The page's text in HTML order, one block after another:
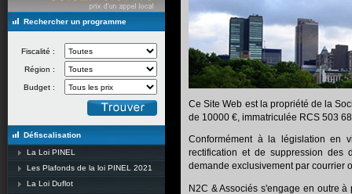
Rechercher un programme
Fiscalité :
Région :
Budget :
Défiscalisation
La Loi PINEL
Les Plafonds de la loi PINEL 2021
La Loi Duflot
Ce Site Web est la propriété de la
de 10000 €, immatriculée RCS 503
Conformément à la législation en
rectification et de suppression des
demande exclusivement par courrier
N2C & Associés s'engage en outre